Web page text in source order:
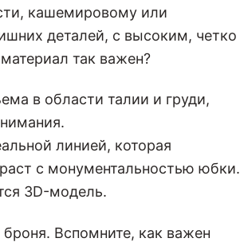
кашемировому или
деталей, с высоким, четко
так важен?
в области талии и груди,
линией, которая
с монументальностью юбки.
3D-модель.
Вспомните, как важен